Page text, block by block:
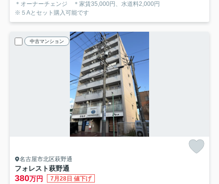
＊オーナーチェンジ ＊家賃35,000円、水道料2,000円
※５Aとセット購入可能です
中古マンション
名古屋市北区萩野通
フォレスト萩野通
380万円 7月28日 値下げ